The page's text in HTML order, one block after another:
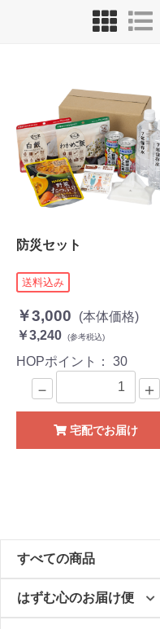
防災セット
送料込み
￥3,000
(本体価格)
￥3,240
(参考税込)
HOPポイント： 30
－ ＋
宅配でお届け
すべての商品
はずむ心のお届け便